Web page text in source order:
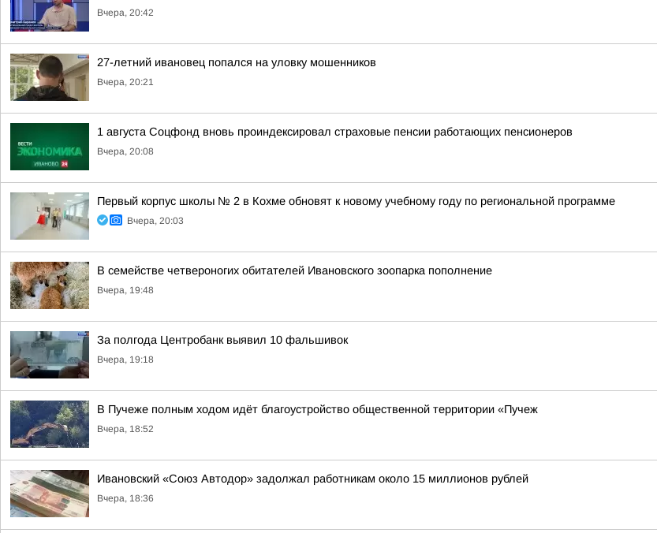
Вчера, 20:42
27-летний ивановец попался на уловку мошенников
Вчера, 20:21
1 августа Соцфонд вновь проиндексировал страховые пенсии работающих пенсионеров
Вчера, 20:08
Первый корпус школы № 2 в Кохме обновят к новому учебному году по региональной программе
Вчера, 20:03
В семействе четвероногих обитателей Ивановского зоопарка пополнение
Вчера, 19:48
За полгода Центробанк выявил 10 фальшивок
Вчера, 19:18
В Пучеже полным ходом идёт благоустройство общественной территории «Пучеж
Вчера, 18:52
Ивановский «Союз Автодор» задолжал работникам около 15 миллионов рублей
Вчера, 18:36